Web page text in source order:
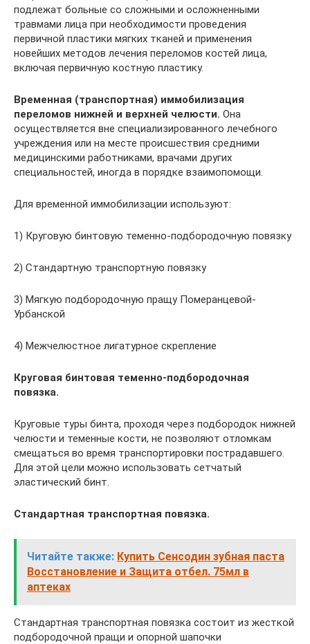
подлежат больные со сложными и осложненными
травмами лица при необходимости проведения
первичной пластики мягких тканей и применения
новейших методов лечения переломов костей лица,
включая первичную костную пластику.
Временная (транспортная) иммобилизация
переломов нижней и верхней челюсти. Она
осуществля­ется вне специализированного лечебного
учреждения или на месте происшествия средними
медицинскими работниками, вра­чами других
специальностей, иногда в порядке взаимопомощи.
Для временной иммобилизации используют:
1) Круговую бинтовую теменно-подбородочную повязку
2) Стандартную транспортную повязку
3) Мягкую подбородочную пращу Померанцевой-
Урбанской
4) Межчелюстное лигатурное скрепление
Круговая бинтовая теменно-подбородочная
повязка.
Круго­вые туры бинта, проходя через подбородок нижней
челюсти и теменные кости, не позволяют отломкам
смещаться во время транспортировки пострадавшего.
Для этой цели можно использо­вать сетчатый
эластический бинт.
Стандартная транспортная повязка.
Читайте также: Купить Сенсодин зубная паста
Восстановление и Защита отбел. 75мл в
аптеках
Стандартная транспортная повязка состоит из жесткой
подборо­дочной пращи и опорной шапочки